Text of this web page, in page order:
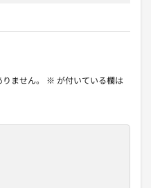
ません。 ※ が付いている欄は